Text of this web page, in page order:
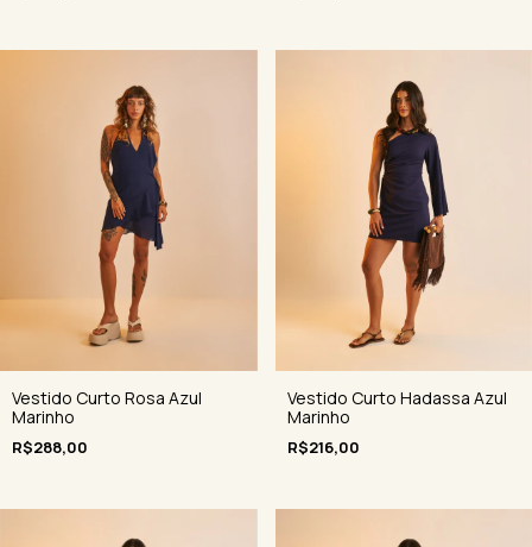
Vestido Curto Rosa Azul
Marinho
R$288,00
Vestido Curto Hadassa Azul
Marinho
R$216,00